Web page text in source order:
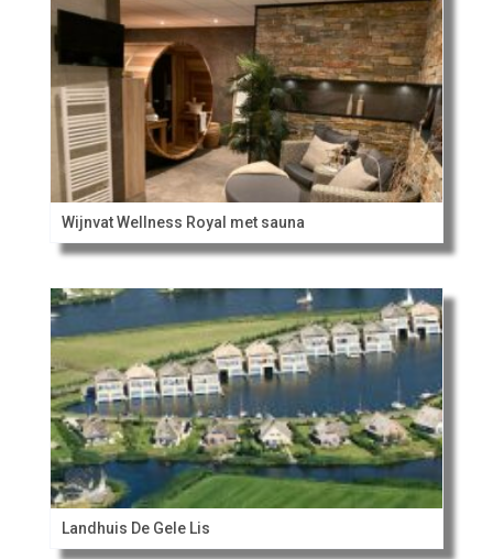
Wijnvat Wellness Royal met sauna
Landhuis De Gele Lis